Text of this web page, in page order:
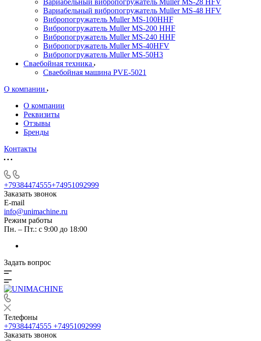
Вариабельный вибропогружатель Muller MS-28 HFV
Вариабельный вибропогружатель Muller MS-48 HFV
Вибропогружатель Muller MS-100HHF
Вибропогружатель Muller MS-200 HHF
Вибропогружатель Muller MS-240 HHF
Вибропогружатель Muller MS-40HFV
Вибропогружатель Muller MS-50H3
Сваебойная техника
Сваебойная машина PVE-5021
О компании
О компании
Реквизиты
Отзывы
Бренды
Контакты
+79384474555+74951092999
Заказать звонок
E-mail
info@unimachine.ru
Режим работы
Пн. – Пт.: с 9:00 до 18:00
Задать вопрос
Телефоны
+79384474555 +74951092999
Заказать звонок